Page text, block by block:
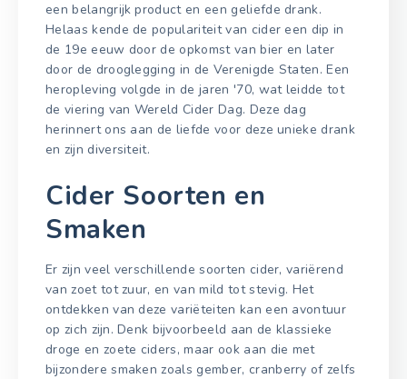
een belangrijk product en een geliefde drank.
Helaas kende de populariteit van cider een dip in
de 19e eeuw door de opkomst van bier en later
door de drooglegging in de Verenigde Staten. Een
heropleving volgde in de jaren '70, wat leidde tot
de viering van Wereld Cider Dag. Deze dag
herinnert ons aan de liefde voor deze unieke drank
en zijn diversiteit.
Cider Soorten en
Smaken
Er zijn veel verschillende soorten cider, variërend
van zoet tot zuur, en van mild tot stevig. Het
ontdekken van deze variëteiten kan een avontuur
op zich zijn. Denk bijvoorbeeld aan de klassieke
droge en zoete ciders, maar ook aan die met
bijzondere smaken zoals gember, cranberry of zelfs